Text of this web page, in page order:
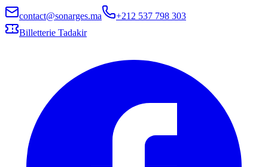
contact@sonarges.ma
+212 537 798 303
Billetterie Tadakir